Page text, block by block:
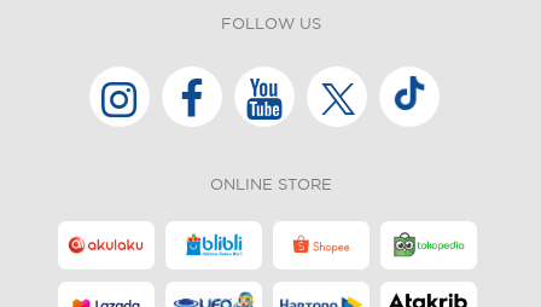
FOLLOW US
ONLINE STORE